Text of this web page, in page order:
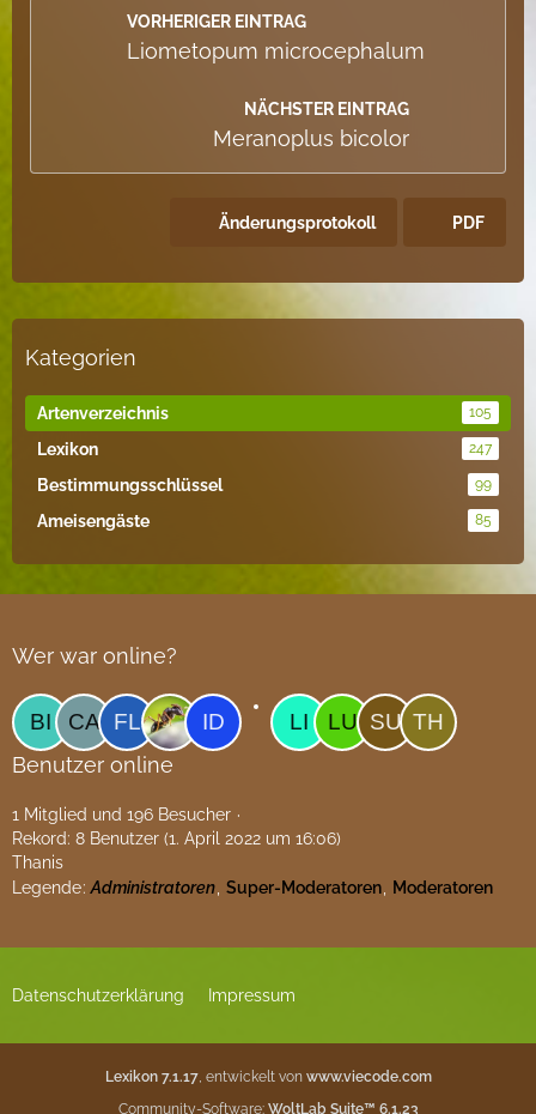
VORHERIGER EINTRAG
Liometopum microcephalum
NÄCHSTER EINTRAG
Meranoplus bicolor
Änderungsprotokoll PDF
Kategorien
Artenverzeichnis 105
Lexikon 247
Bestimmungsschlüssel 99
Ameisengäste 85
Wer war online?
Benutzer online
1 Mitglied und 196 Besucher
Rekord: 8 Benutzer (1. April 2022 um 16:06)
Thanis
Legende Administratoren Super-Moderatoren Moderatoren
Datenschutzerklärung Impressum
Lexikon 7.1.17, entwickelt von www.viecode.com
Community-Software: WoltLab Suite™ 6.1.23